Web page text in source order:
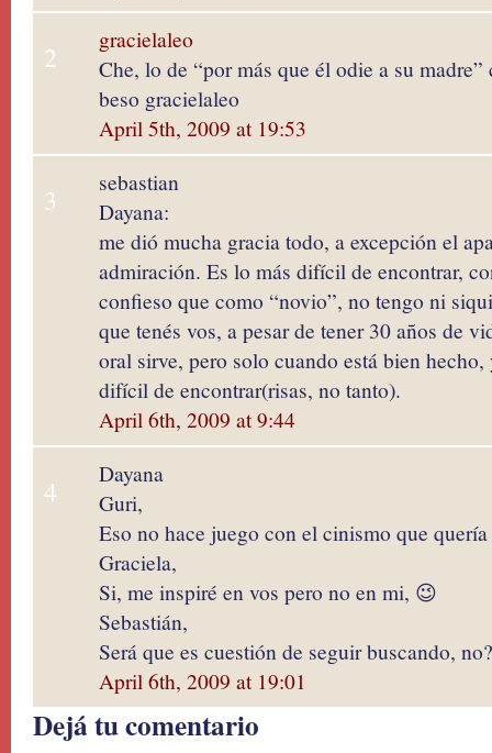
2
gracielaleo
Che, lo de “por más que él odie a su
beso gracielaleo
April 5th, 2009 at 19:53
3
sebastian
Dayana:
me dió mucha gracia todo, a excepción el
admiración. Es lo más difícil de encontrar,
confieso que como “novio”, no tengo ni
que tenés vos, a pesar de tener 30 años de
oral sirve, pero solo cuando está bien
difícil de encontrar(risas, no tanto).
April 6th, 2009 at 9:44
4
Dayana
Guri,
Eso no hace juego con el cinismo que
Graciela,
Si, me inspiré en vos pero no en mi, 😉
Sebastián,
Será que es cuestión de seguir buscando, no?
April 6th, 2009 at 19:01
Dejá tu comentario